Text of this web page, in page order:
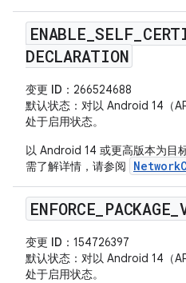
ENABLE _SELF
DECLARATION
变更 ID ：266524688
默认状态 ：对以 Android 14（
处于启用状态。
以 Android 14 或更高版本为目
需了解详情，请参阅
ENFORCE PACKAGE
变更 ID ：154726397
默认状态 ：对以 Android 14（
处于启用状态。